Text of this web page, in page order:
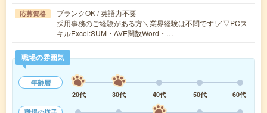
応募資格
ブランクOK / 英語力不要
採用事務のご経験がある方＼業界経験は不問です!／▽PCス
キルExcel:SUM・AVE関数Word・…
職場の雰囲気
年齢層
20代
30代 40代 50代
60代